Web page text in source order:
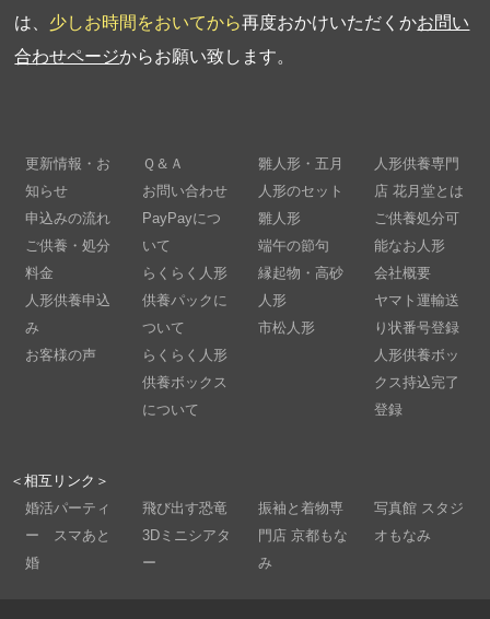
は、 少しお時間をおいてから再度おかけいただくかお問い
合わせページからお願い致します。
更新情報・お
知らせ
申込みの流れ
ご供養・処分
料金
人形供養申込
み
お客様の声
Ｑ＆Ａ
お問い合わせ
PayPayにつ
いて
らくらく人形
供養パックに
ついて
らくらく人形
供養ボックス
について
雛人形・五月
人形のセット
雛人形
端午の節句
縁起物・高砂
人形
市松人形
人形供養専門
店 花月堂とは
ご供養処分可
能なお人形
会社概要
ヤマト運輸送
り状番号登録
人形供養ボッ
クス持込完了
登録
＜相互リンク＞
婚活パーティ
ー スマあと
婚
飛び出す恐竜
3Dミニシアタ
ー
振袖と着物専
門店 京都もな
み
写真館 スタジ
オもなみ